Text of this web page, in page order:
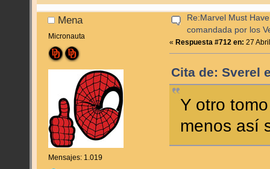
Mena
Micronauta
Mensajes: 1.019
Re:Marvel Must
comandada por los
« Respuesta #712 en: 27
Cita de: Sverel
Y otro
menos así